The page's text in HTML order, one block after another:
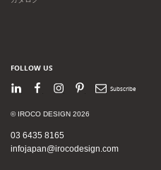
FOLLOW US
LinkedInFacebook
Instagram
PinterestNewsletter
© IROCO DESIGN 2026
03 6435 8165
infojapan@irocodesign.com